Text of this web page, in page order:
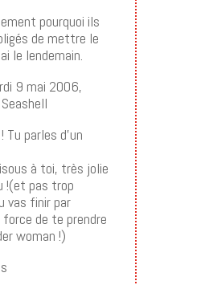
pourquoi ils
de mettre le
le lendemain.
9 mai 2006,
Tu parles d’un
à toi, très jolie
!(et pas trop
vas finir par
de te prendre
woman !)